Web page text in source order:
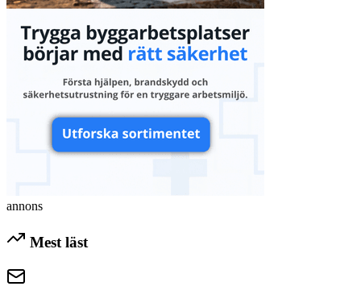
annons
Mest läst